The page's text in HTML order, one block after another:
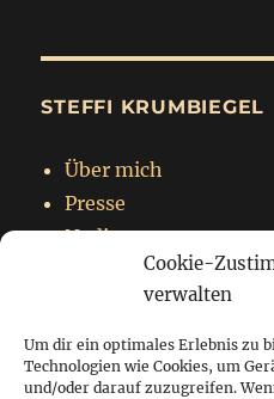
Cookie-
verwalten
Um dir ein optimales Erlebnis zu
Technologien wie Cookies, um
und/oder darauf zuzugreifen.
STEFFI KRUMBIEGEL
Über mich
Presse
Nadja
Impressum
Datenschutzerklärung